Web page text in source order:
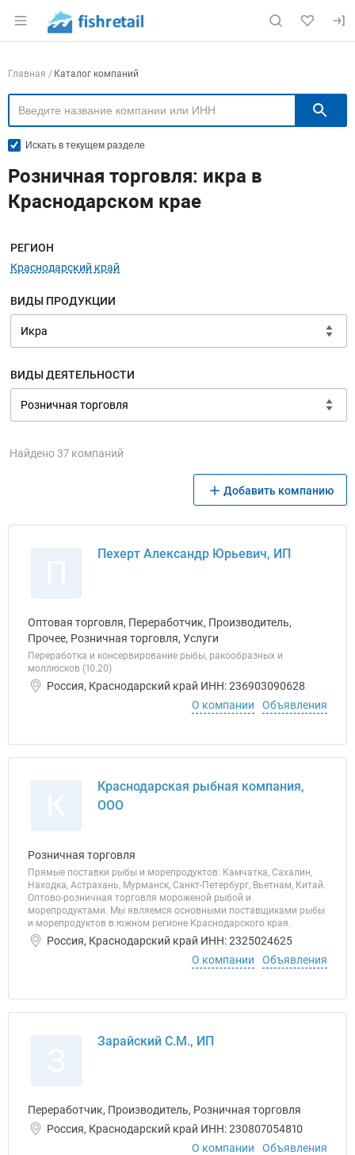
Раздел навигации по сайту fishretail.ru
Навигация по компаниям
Главная Каталог компаний
Искать в текущем разделе
Розничная торговля: икра в
Краснодарском крае
Меню навигации
РЕГИОН
Краснодарский край
ВИДЫ ПРОДУКЦИИ
ВИДЫ ДЕЯТЕЛЬНОСТИ
Найдено 37 компаний
Добавить компанию
Пехерт Александр Юрьевич, ИП
Оптовая торговля, Переработчик, Производитель,
Прочее, Розничная торговля, Услуги
Переработка и консервирование рыбы, ракообразных и
моллюсков (10.20)
Россия, Краснодарский край ИНН: 236903090628
О компании
Объявления
Краснодарская рыбная компания,
ООО
Розничная торговля
Прямые поставки рыбы и морепродуктов: Камчатка, Сахалин,
Находка, Астрахань, Мурманск, Санкт-Петербург, Вьетнам, Китай.
Оптово-розничная торговля мороженой рыбой и
морепродуктами. Мы являемся основными поставщиками рыбы
и морепродуктов в южном регионе Краснодарского края.
Россия, Краснодарский край ИНН: 2325024625
О компании
Объявления
Зарайский С.М., ИП
Переработчик, Производитель, Розничная торговля
Россия, Краснодарский край ИНН: 230807054810
О компании
Объявления